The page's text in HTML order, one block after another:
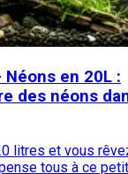
Néons en 20L :
des néons
litres et vous
tous à ce petit